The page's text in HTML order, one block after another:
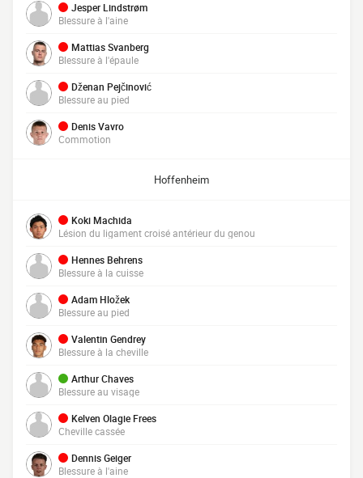
Jesper Lindstrøm
Blessure à l'aine
Mattias Svanberg
Blessure à l'épaule
Dženan Pejčinović
Blessure au pied
Denis Vavro
Commotion
Hoffenheim
Koki Machida
Lésion du ligament croisé antérieur du genou
Hennes Behrens
Blessure à la cuisse
Adam Hložek
Blessure au pied
Valentin Gendrey
Blessure à la cheville
Arthur Chaves
Blessure au visage
Kelven Olagie Frees
Cheville cassée
Dennis Geiger
Blessure à l'aine